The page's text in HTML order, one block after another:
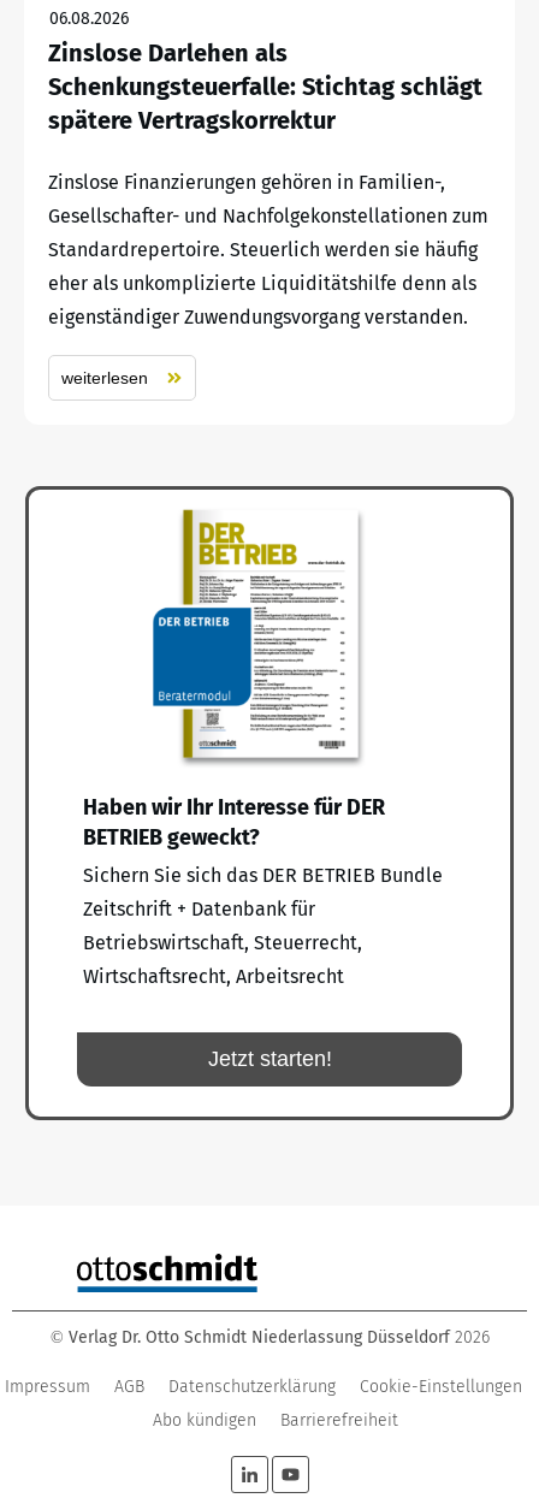
06.08.2026
Zinslose Darlehen als
Schenkungsteuerfalle: Stichtag schlägt
spätere Vertragskorrektur
Zinslose Finanzierungen gehören in Familien-,
Gesellschafter- und Nachfolgekonstellationen zum
Standardrepertoire. Steuerlich werden sie häufig
eher als unkomplizierte Liquiditätshilfe denn als
eigenständiger Zuwendungsvorgang verstanden.
weiterlesen
Haben wir Ihr Interesse für DER
BETRIEB geweckt?
Sichern Sie sich das DER BETRIEB Bundle
Zeitschrift + Datenbank für
Betriebswirtschaft, Steuerrecht,
Wirtschaftsrecht, Arbeitsrecht
Jetzt starten!
© Verlag Dr. Otto Schmidt Niederlassung Düsseldorf 2026
Impressum AGB Datenschutzerklärung
Cookie-Einstellungen
Abo kündigen
Barrierefreiheit